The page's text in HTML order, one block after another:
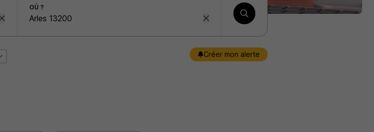
OÙ ?
Créer mon alerte